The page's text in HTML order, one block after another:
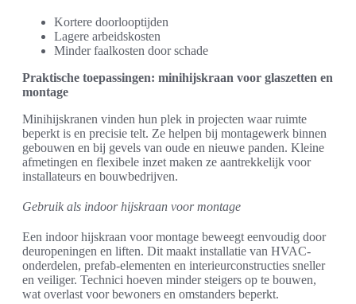
Kortere doorlooptijden
Lagere arbeidskosten
Minder faalkosten door schade
Praktische toepassingen: minihijskraan voor glaszetten en
montage
Minihijskranen vinden hun plek in projecten waar ruimte
beperkt is en precisie telt. Ze helpen bij montagewerk binnen
gebouwen en bij gevels van oude en nieuwe panden. Kleine
afmetingen en flexibele inzet maken ze aantrekkelijk voor
installateurs en bouwbedrijven.
Gebruik als indoor hijskraan voor montage
Een indoor hijskraan voor montage beweegt eenvoudig door
deuropeningen en liften. Dit maakt installatie van HVAC-
onderdelen, prefab-elementen en interieurconstructies sneller
en veiliger. Technici hoeven minder steigers op te bouwen,
wat overlast voor bewoners en omstanders beperkt.